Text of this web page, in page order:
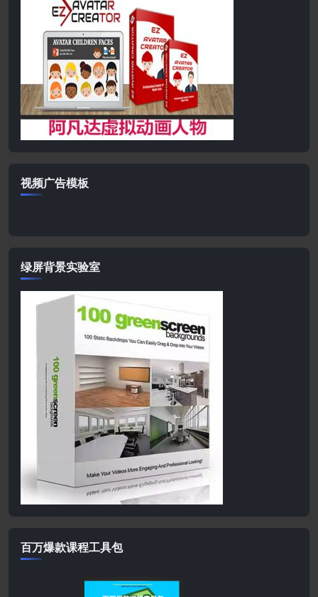
视频广告模板
绿屏背景实验室
百万爆款课程工具包